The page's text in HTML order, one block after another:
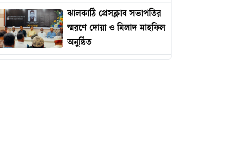
ঝালকাঠি প্রেসক্লাব সভাপতির
স্মরণে দোয়া ও মিলাদ মাহফিল
অনুষ্ঠিত